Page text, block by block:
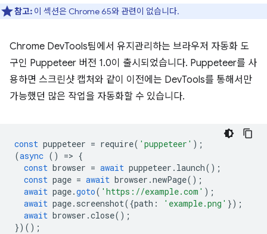
참고: 이 섹션은 Chrome 65와 관련이 없습니다.
Chrome DevTools팀에서 유지관리하는 브라우저 자동화 도
구인 Puppeteer 버전 1.0이 출시되었습니다. Puppeteer를 사
용하면 스크린샷 캡처와 같이 이전에는 DevTools를 통해서만
가능했던 많은 작업을 자동화할 수 있습니다.
const puppeteer = require( 'puppeteer' );
(async () => {
const browser = await puppeteer . launch();
const page = await browser .newPage();
await page.goto( 'https://example.com' );
await page. screenshot({path : 'example.png' });
await browser .close();
})();